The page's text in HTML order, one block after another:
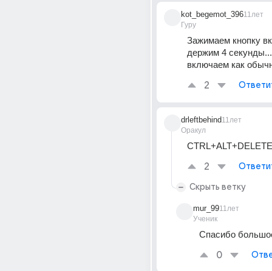
kot_begemot_396
Гуру
11лет
Зажимаем кнопку
держим 4
включаем как
2
drleftbehind
Оракул
11лет
CTRL+ALT+DELETE
2
Скрыть ветку
mur_99
Ученик
11лет
Спасибо
0